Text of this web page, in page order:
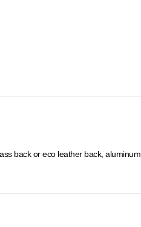
back or eco leather back, aluminum